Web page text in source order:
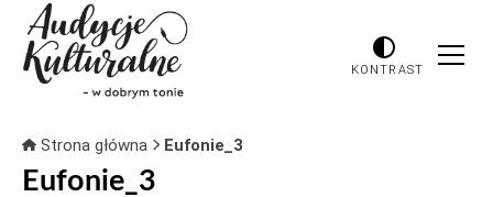
KONTRAST
Strona główna Eufonie_3
Eufonie_3